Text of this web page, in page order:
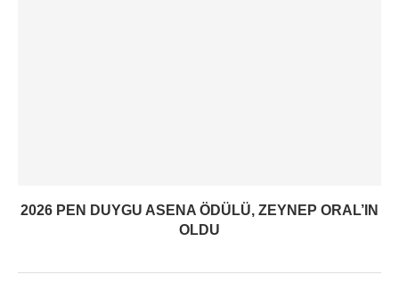
2026 PEN DUYGU ASENA ÖDÜLÜ, ZEYNEP ORAL’IN
OLDU